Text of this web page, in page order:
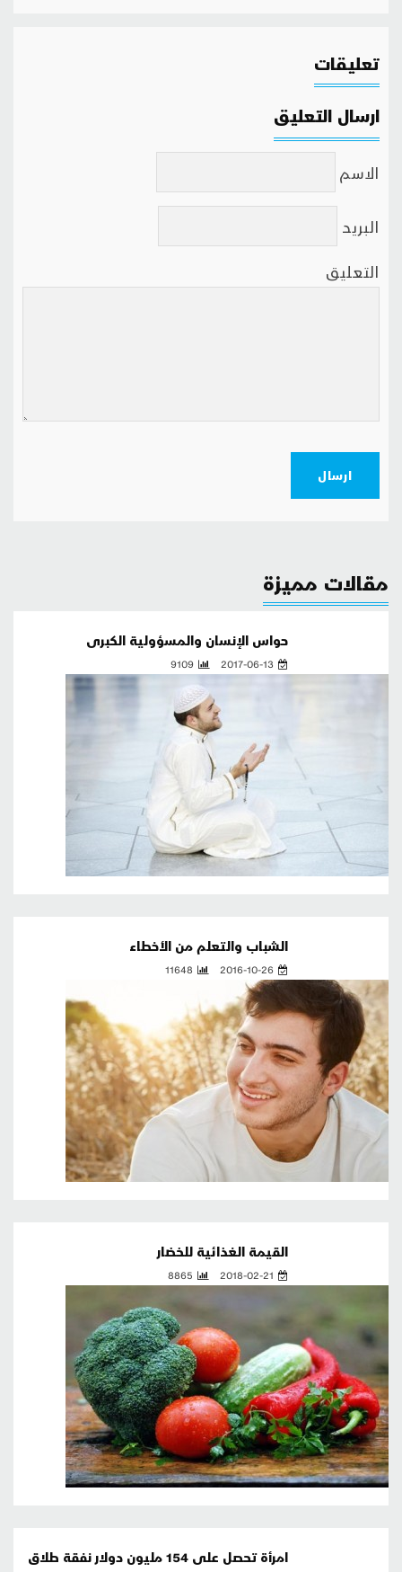
تعليقات
ارسال التعليق
الاسم
البريد
التعليق
ارسال
مقالات مميزة
حواس الإنسان والمسؤولية الكبرى
2017-06-13
9109
الشباب والتعلم من الأخطاء
2016-10-26
11648
القيمة الغذائية للخضار
2018-02-21
8865
امرأة تحصل على 154 مليون دولار نفقة طلاق